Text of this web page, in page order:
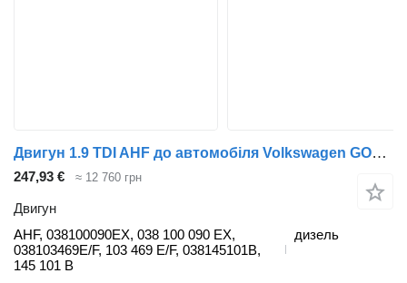
Двигун 1.9 TDI AHF до автомобіля Volkswagen GOLF IV (1J1)
247,93 € ≈ 12 760 грн
Двигун
AHF, 038100090EX, 038 100 090 EX,
038103469E/F, 103 469 E/F, 038145101B,
145 101 B
дизель